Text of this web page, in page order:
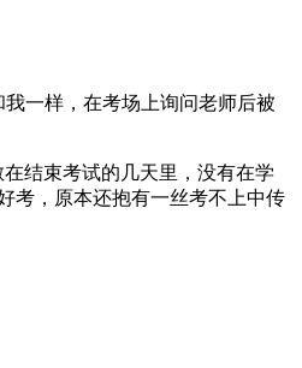
一样，在考场上询问老师后被
结束考试的几天里，没有在学
考，原本还抱有一丝考不上中传